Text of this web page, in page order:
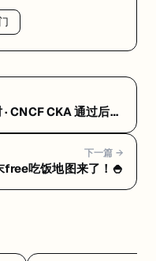
CNCF CKA 通过后自
下一篇 →
free吃饭地图来了！🍚